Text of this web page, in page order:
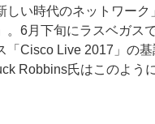
しい時代のネットワーク
。6月下旬にラスベガス
「Cisco Live 2017」の
Robbins氏はこのよう